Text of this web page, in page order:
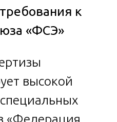
к
«ФСЭ»
высокой
«Федерация